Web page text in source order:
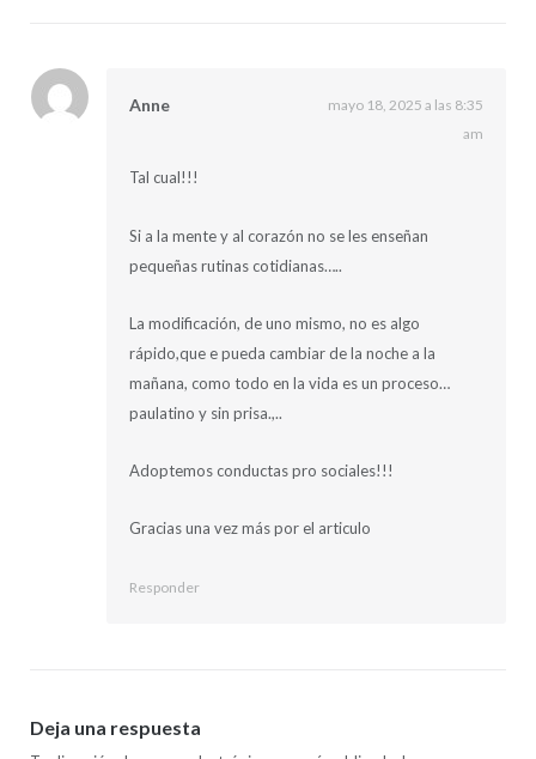
Anne
mayo 18, 2025 a las 8:35
am
Tal cual!!!
Si a la mente y al corazón no se les enseñan
pequeñas rutinas cotidianas…..
La modificación, de uno mismo, no es algo
rápido,que e pueda cambiar de la noche a la
mañana, como todo en la vida es un proceso…
paulatino y sin prisa.,..
Adoptemos conductas pro sociales!!!
Gracias una vez más por el articulo
Responder
Deja una respuesta